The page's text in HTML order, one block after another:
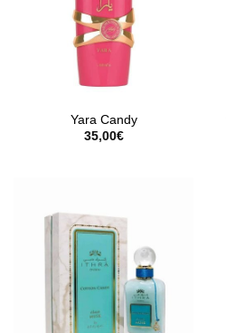
Yara Candy
35,00€